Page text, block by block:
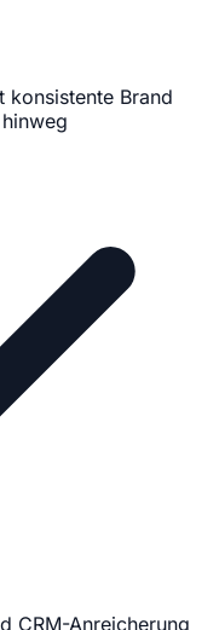
konsistente Brand
CRM-Anreicherung